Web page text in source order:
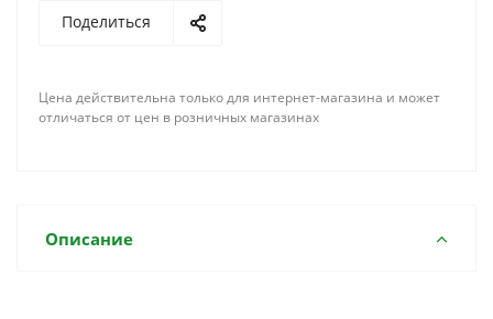
Поделиться
Цена действительна только для интернет-магазина и может
отличаться от цен в розничных магазинах
Описание